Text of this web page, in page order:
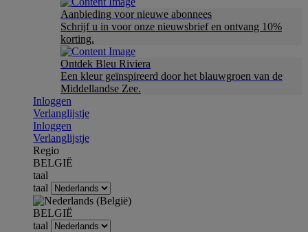
Aanbieding voor nieuwe abonnees
Schrijf u in voor onze nieuwsbrief en ontvang 10%
korting.
Ontdek Bleu Riviera
Een kleur geïnspireerd door het blauwgroen van de
Middellandse Zee.
Inloggen
Verlanglijstje
Inloggen
Verlanglijstje
Regio
BELGIË
taal
taal
BELGIË
taal